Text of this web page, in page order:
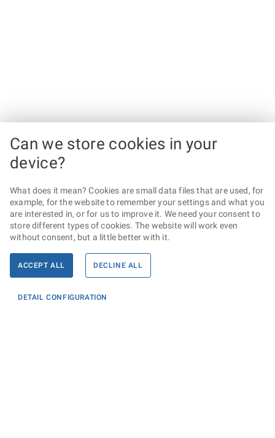
Can we store cookies in your
device?
What does it mean? Cookies are small data files that are used, for
example, for the website to remember your settings and what you
are interested in, or for us to improve it. We need your consent to
store different types of cookies. The website will work even
without consent, but a little better with it.
ACCEPT ALL DECLINE ALL
DETAIL CONFIGURATION